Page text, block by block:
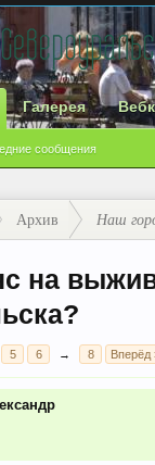
сообщения
Галерея
Архив Наш
на
5 6 → 8 Вперёд